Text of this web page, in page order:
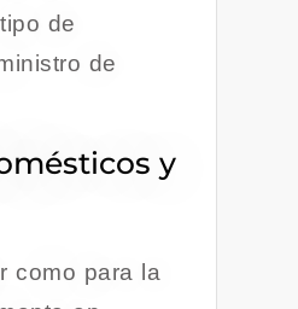
de
de
y
como para la